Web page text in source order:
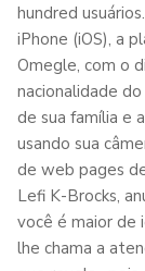
hundred
iPhone (iOS), a
Omegle, com o
nacionalidade
de sua família e
usando sua
de web pages
Lefi K-Brocks,
você é maior de
lhe chama a